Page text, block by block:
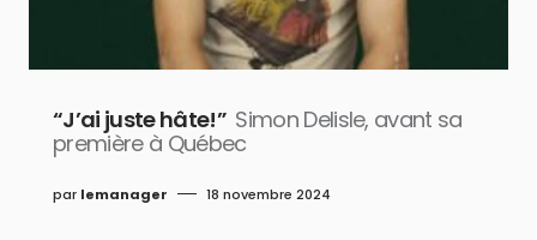
“J’ai juste hâte!” Simon Delisle, avant sa
première à Québec
par lemanager 18 novembre 2024